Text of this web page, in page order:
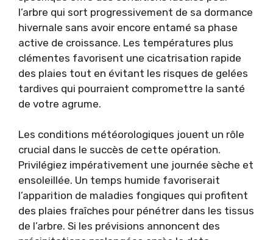
l’arbre qui sort progressivement de sa dormance
hivernale sans avoir encore entamé sa phase
active de croissance. Les températures plus
clémentes favorisent une cicatrisation rapide
des plaies tout en évitant les risques de gelées
tardives qui pourraient compromettre la santé
de votre agrume.
Les conditions météorologiques jouent un rôle
crucial dans le succès de cette opération.
Privilégiez impérativement une journée sèche et
ensoleillée. Un temps humide favoriserait
l’apparition de maladies fongiques qui profitent
des plaies fraîches pour pénétrer dans les tissus
de l’arbre. Si les prévisions annoncent des